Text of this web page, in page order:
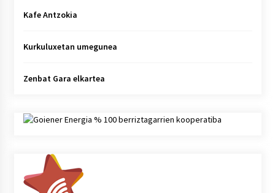
Kafe Antzokia
Kurkuluxetan umegunea
Zenbat Gara elkartea